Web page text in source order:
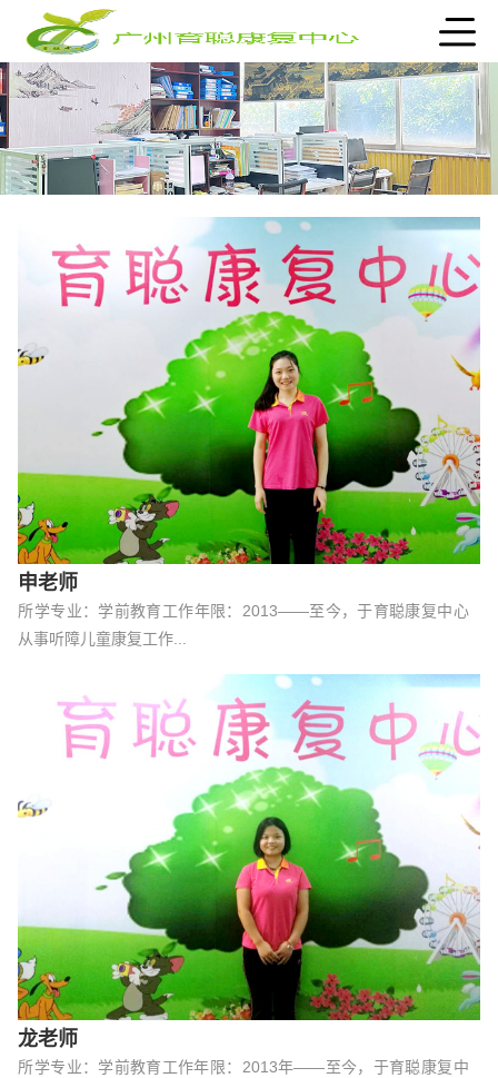
申老师
所学专业：学前教育工作年限：2013——至今，于育聪康复中心
从事听障儿童康复工作...
龙老师
所学专业：学前教育工作年限：2013年——至今，于育聪康复中